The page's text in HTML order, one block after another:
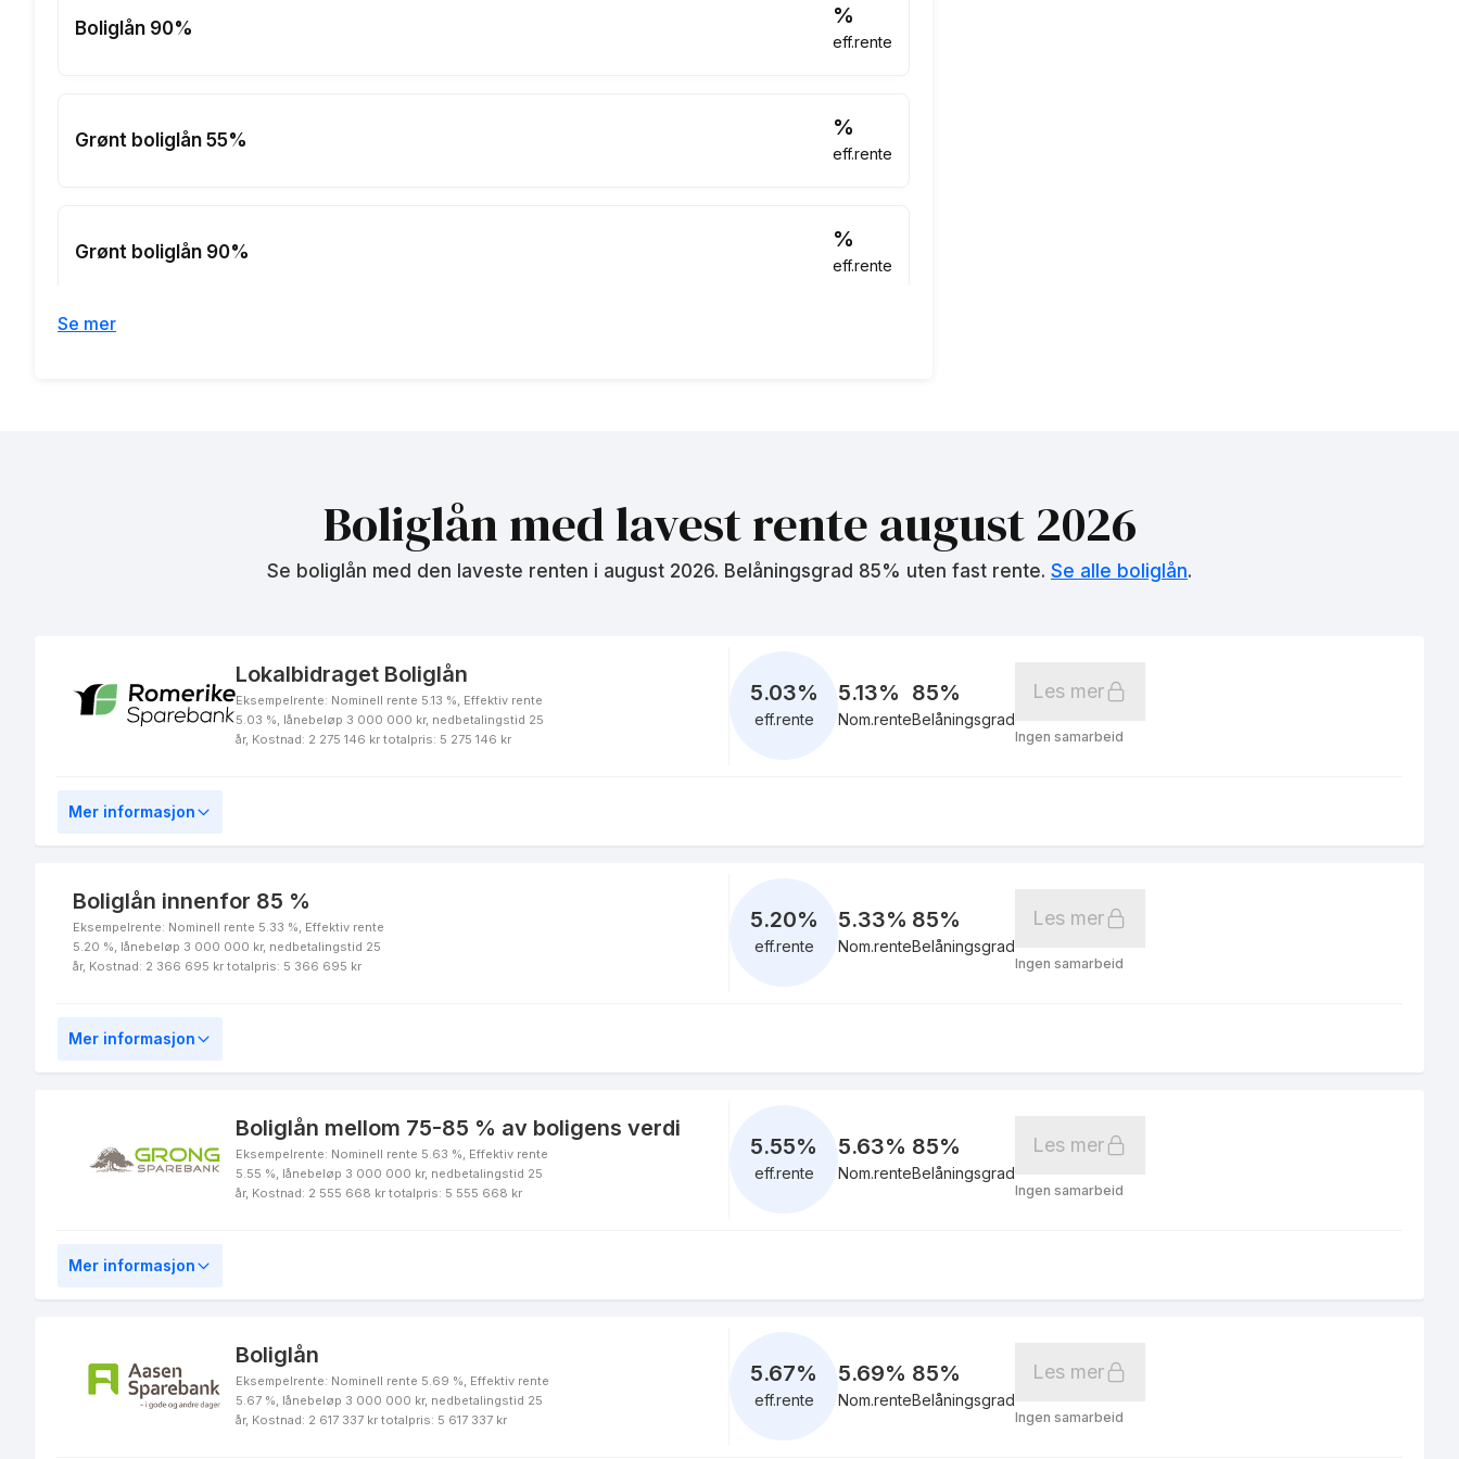
Boliglån 90%
%
eff.rente
Grønt boliglån 55%
%
eff.rente
Grønt boliglån 90%
%
eff.rente
Se mer
Boliglån med lavest renteaugust 2026
Se boliglån med den laveste renten i august 2026. Belåningsgrad 85% uten fast rente. Se alle boliglån.
Lokalbidraget Boliglån
Eksempelrente: Nominell rente 5.13 %, Effektiv rente
5.03 %, lånebeløp 3 000 000 kr, nedbetalingstid 25
år, Kostnad: 2 275 146 kr totalpris: 5 275 146 kr
5.03%
eff.rente
5.13%
Nom.rente
85%
Belåningsgrad
Les mer
Ingen samarbeid
Mer informasjon
Boliglån innenfor 85 %
Eksempelrente: Nominell rente 5.33 %, Effektiv rente
5.20 %, lånebeløp 3 000 000 kr, nedbetalingstid 25
år, Kostnad: 2 366 695 kr totalpris: 5 366 695 kr
5.20%
eff.rente
5.33%
Nom.rente
85%
Belåningsgrad
Les mer
Ingen samarbeid
Mer informasjon
Boliglån mellom 75-85 % av boligens verdi
Eksempelrente: Nominell rente 5.63 %, Effektiv rente
5.55 %, lånebeløp 3 000 000 kr, nedbetalingstid 25
år, Kostnad: 2 555 668 kr totalpris: 5 555 668 kr
5.55%
eff.rente
5.63%
Nom.rente
85%
Belåningsgrad
Les mer
Ingen samarbeid
Mer informasjon
Boliglån
Eksempelrente: Nominell rente 5.69 %, Effektiv rente
5.67 %, lånebeløp 3 000 000 kr, nedbetalingstid 25
år, Kostnad: 2 617 337 kr totalpris: 5 617 337 kr
5.67%
eff.rente
5.69%
Nom.rente
85%
Belåningsgrad
Les mer
Ingen samarbeid